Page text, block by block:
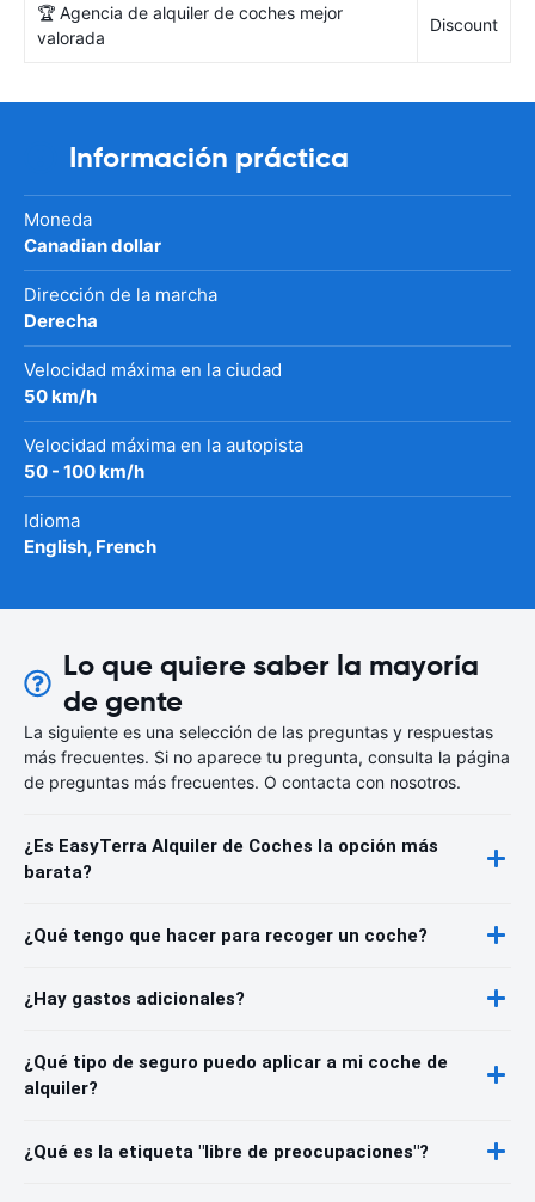
🏆 Agencia de alquiler de coches mejor
valorada
Discount
Información práctica
Moneda
Canadian dollar
Dirección de la marcha
Derecha
Velocidad máxima en la ciudad
50 km/h
Velocidad máxima en la autopista
50 - 100 km/h
Idioma
English, French
Lo que quiere saber la mayoría
de gente
La siguiente es una selección de las preguntas y respuestas
más frecuentes. Si no aparece tu pregunta, consulta la página
de preguntas más frecuentes. O contacta con nosotros.
¿Es EasyTerra Alquiler de Coches la opción más
barata?
¿Qué tengo que hacer para recoger un coche?
¿Hay gastos adicionales?
¿Qué tipo de seguro puedo aplicar a mi coche de
alquiler?
¿Qué es la etiqueta "libre de preocupaciones"?